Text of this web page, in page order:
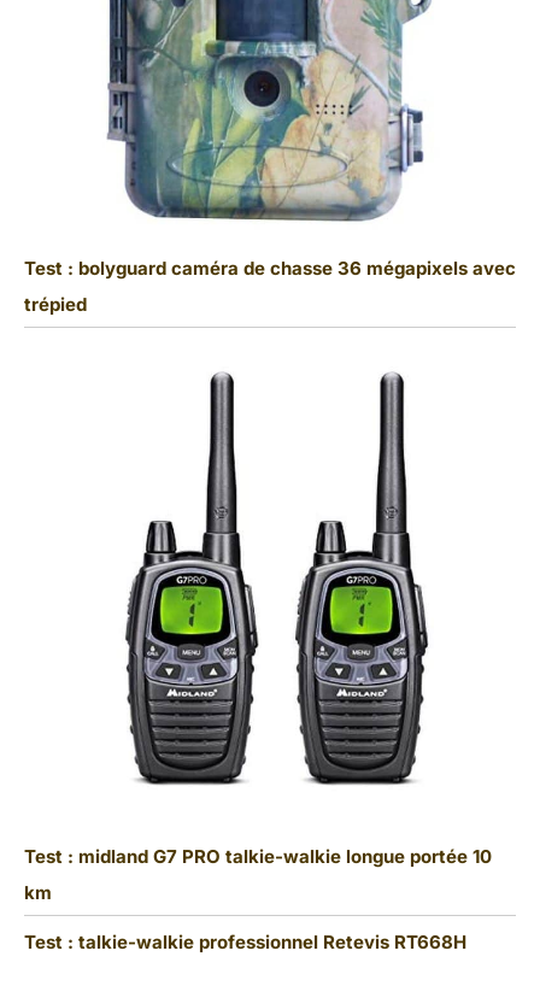
Test : bolyguard caméra de chasse 36 mégapixels avec
trépied
Test : midland G7 PRO talkie-walkie longue portée 10
km
Test : talkie-walkie professionnel Retevis RT668H